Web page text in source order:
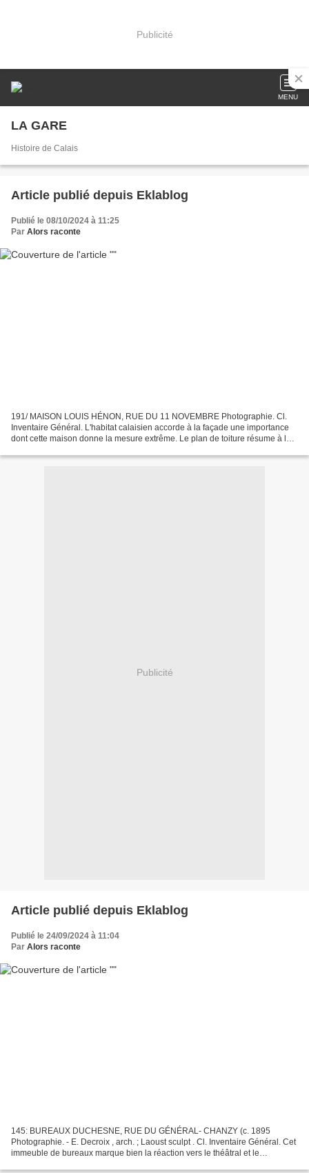
Publicité
MENU
LA GARE
Histoire de Calais
Article publié depuis Eklablog
Publié le 08/10/2024 à 11:25
Par Alors raconte
191/ MAISON LOUIS HÉNON, RUE DU 11 NOVEMBRE Photographie. Cl.
Inventaire Général. L'habitat calaisien accorde à la façade une importance
dont cette maison donne la mesure extrême. Le plan de toiture résume à lui
Publicité
Article publié depuis Eklablog
Publié le 24/09/2024 à 11:04
Par Alors raconte
145: BUREAUX DUCHESNE, RUE DU GÉNÉRAL- CHANZY (c. 1895
Photographie. - E. Decroix , arch. ; Laoust sculpt . Cl. Inventaire Général. Cet
immeuble de bureaux marque bien la réaction vers le théâtral et le